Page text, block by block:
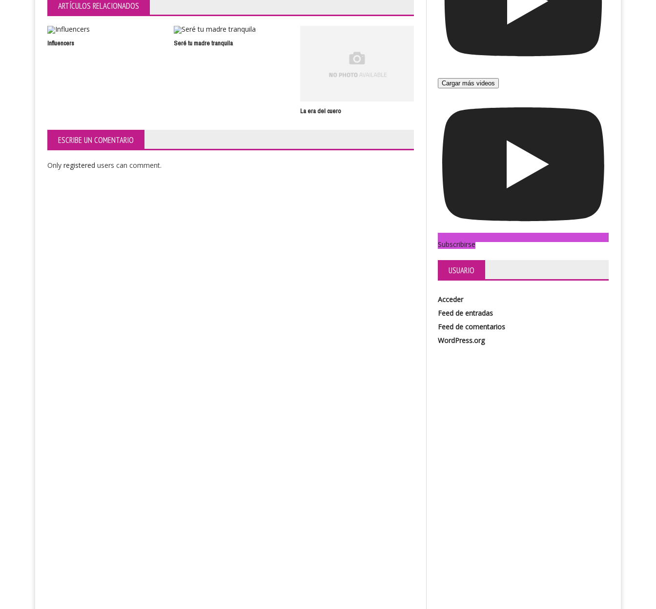
ARTÍCULOS RELACIONADOS
Influencers Seré tu madre tranquila
La era del cuero
Estado de shock
Conciertos en el Regina: Paula Cefali
ESCRIBE UN COMENTARIO
Only registered users can comment.
Cargar más videos
Subscribirse
USUARIO
Acceder
Feed de entradas
Feed de comentarios
WordPress.org